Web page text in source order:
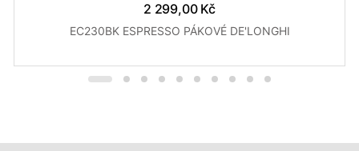
2 299,00 Kč
EC230BK ESPRESSO PÁKOVÉ DE'LONGHI